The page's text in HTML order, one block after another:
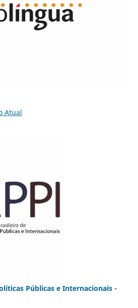
Atual
Públicas e Internacionais -